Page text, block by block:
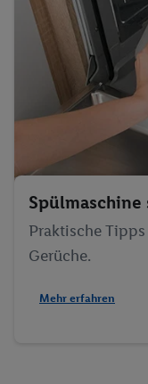
Praktische
Gerüche.
Mehr erfahren